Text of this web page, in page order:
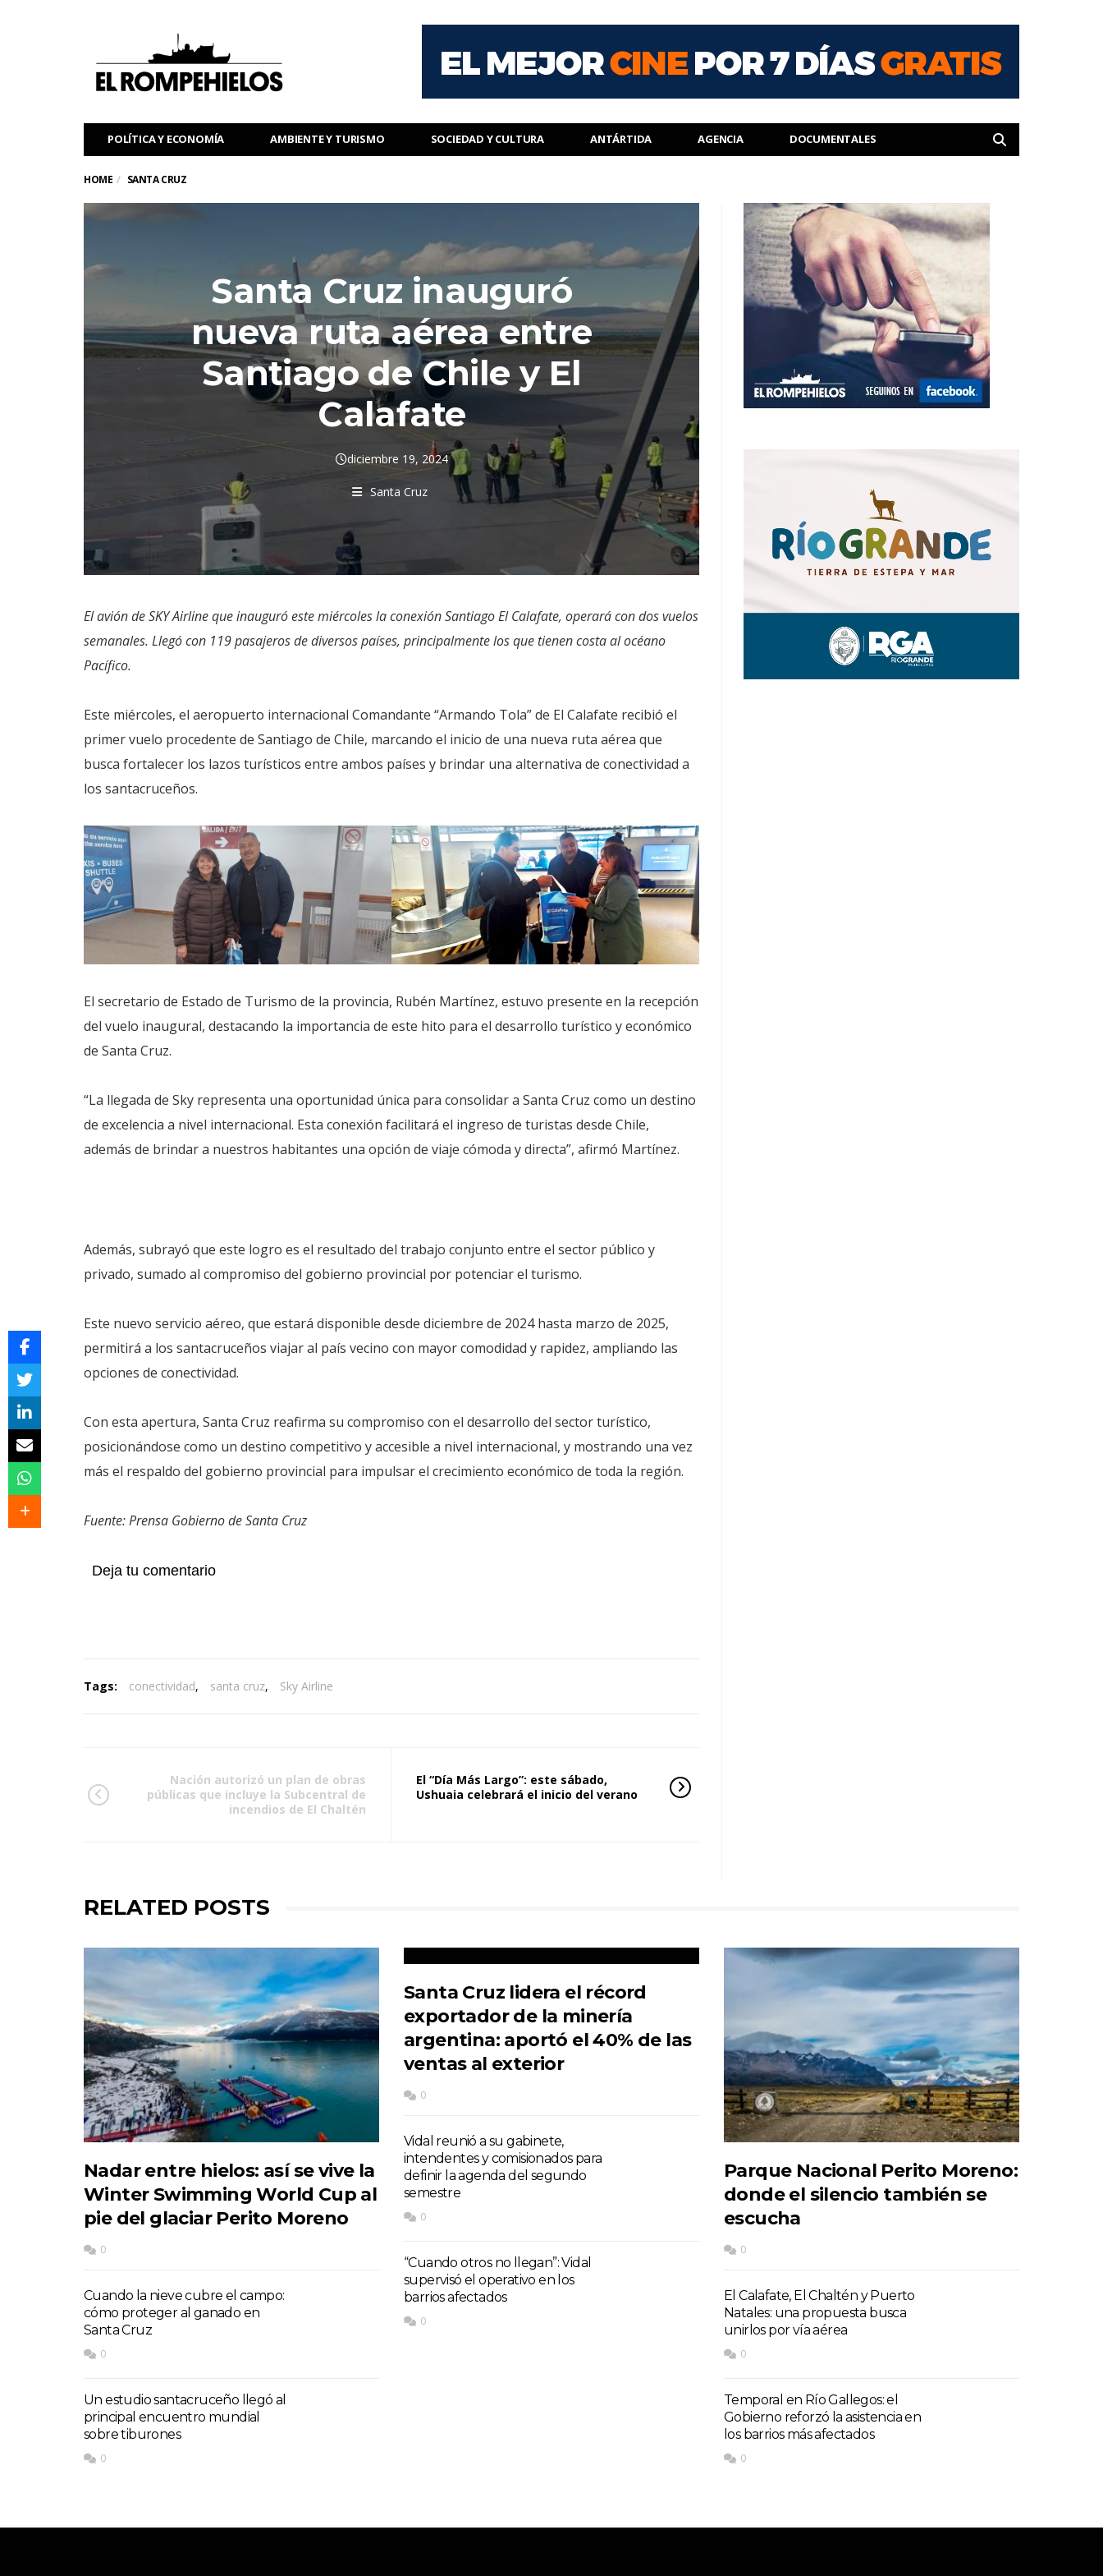
POLÍTICA Y ECONOMÍA AMBIENTE Y TURISMO SOCIEDAD Y CULTURA ANTÁRTIDA AGENCIA DOCUMENTALES
HOME SANTA CRUZ
Santa Cruz inauguró
nueva ruta aérea entre
Santiago de Chile y El
Calafate
diciembre 19, 2024
Santa Cruz
El avión de SKY Airline que inauguró este miércoles la conexión Santiago El Calafate, operará con dos vuelos
semanales. Llegó con 119 pasajeros de diversos países, principalmente los que tienen costa al océano
Pacífico.
Este miércoles, el aeropuerto internacional Comandante “Armando Tola” de El Calafate recibió el
primer vuelo procedente de Santiago de Chile, marcando el inicio de una nueva ruta aérea que
busca fortalecer los lazos turísticos entre ambos países y brindar una alternativa de conectividad a
los santacruceños.
El secretario de Estado de Turismo de la provincia, Rubén Martínez, estuvo presente en la recepción
del vuelo inaugural, destacando la importancia de este hito para el desarrollo turístico y económico
de Santa Cruz.
“La llegada de Sky representa una oportunidad única para consolidar a Santa Cruz como un destino
de excelencia a nivel internacional. Esta conexión facilitará el ingreso de turistas desde Chile,
además de brindar a nuestros habitantes una opción de viaje cómoda y directa”, afirmó Martínez.
Además, subrayó que este logro es el resultado del trabajo conjunto entre el sector público y
privado, sumado al compromiso del gobierno provincial por potenciar el turismo.
Este nuevo servicio aéreo, que estará disponible desde diciembre de 2024 hasta marzo de 2025,
permitirá a los santacruceños viajar al país vecino con mayor comodidad y rapidez, ampliando las
opciones de conectividad.
Con esta apertura, Santa Cruz reafirma su compromiso con el desarrollo del sector turístico,
posicionándose como un destino competitivo y accesible a nivel internacional, y mostrando una vez
más el respaldo del gobierno provincial para impulsar el crecimiento económico de toda la región.
Fuente: Prensa Gobierno de Santa Cruz
Deja tu comentario
Tags: conectividad, santa cruz, Sky Airline
Nación autorizó un plan de obras
públicas que incluye la Subcentral de
incendios de El Chaltén
El “Día Más Largo”: este sábado,
Ushuaia celebrará el inicio del verano
RELATED POSTS
Nadar entre hielos: así se vive la
Winter Swimming World Cup al
pie del glaciar Perito Moreno
0
Cuando la nieve cubre el campo:
cómo proteger al ganado en
Santa Cruz
0
Un estudio santacruceño llegó al
principal encuentro mundial
sobre tiburones
0
Santa Cruz lidera el récord
exportador de la minería
argentina: aportó el 40% de las
ventas al exterior
0
Vidal reunió a su gabinete,
intendentes y comisionados para
definir la agenda del segundo
semestre
0
“Cuando otros no llegan”: Vidal
supervisó el operativo en los
barrios afectados
0
Parque Nacional Perito Moreno:
donde el silencio también se
escucha
0
El Calafate, El Chaltén y Puerto
Natales: una propuesta busca
unirlos por vía aérea
0
Temporal en Río Gallegos: el
Gobierno reforzó la asistencia en
los barrios más afectados
0